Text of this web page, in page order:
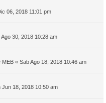
06, 2018 11:01 pm
Ago 30, 2018 10:28 am
MEB « Sab Ago 18, 2018 10:46 am
Jun 18, 2018 10:50 am